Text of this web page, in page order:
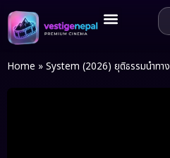
Home » System (2026) ยุติธรรมนำทาง